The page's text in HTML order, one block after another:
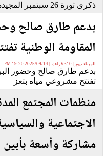
ذكرى ثورة 26 سبتمبر المجيدة
بدعم طارق صالح
المقاومة الوطنية
الميناء نيوز | 310 قراءة | 2025/09/14 19:20 PM
بدعم طارق صالح وحضور
تفتتح مشروعي مياه بتعز
منظمات المجتمع
الاجتماعية
مشاركة وأسعة بأبين